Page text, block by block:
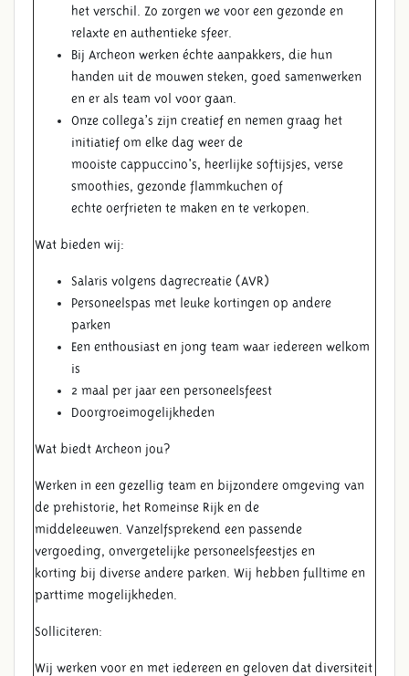
het verschil. Zo zorgen we voor een gezonde en
relaxte en authentieke sfeer.
Bij Archeon werken échte aanpakkers, die hun
handen uit de mouwen steken, goed samenwerken
en er als team vol voor gaan.
Onze collega’s zijn creatief en nemen graag het
initiatief om elke dag weer de
mooiste cappuccino's, heerlijke softijsjes, verse
smoothies, gezonde flammkuchen of
echte oerfrieten te maken en te verkopen.
Wat bieden wij:
Salaris volgens dagrecreatie (AVR)
Personeelspas met leuke kortingen op andere
parken
Een enthousiast en jong team waar iedereen welkom
is
2 maal per jaar een personeelsfeest
Doorgroeimogelijkheden
Wat biedt Archeon jou?
Werken in een gezellig team en bijzondere omgeving van
de prehistorie, het Romeinse Rijk en de
middeleeuwen. Vanzelfsprekend een passende
vergoeding, onvergetelijke personeelsfeestjes en
korting bij diverse andere parken. Wij hebben fulltime en
parttime mogelijkheden.
Solliciteren:
Wij werken voor en met iedereen en geloven dat diversiteit